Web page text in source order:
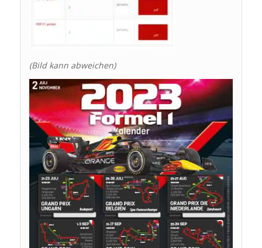
(Bild kann abweichen)